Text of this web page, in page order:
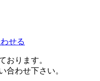
せる
おります。
合わせ下さい。